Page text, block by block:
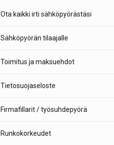
Ota kaikki irti sähköpyörästäsi
Sähköpyörän tilaajalle
Toimitus ja maksuehdot
Tietosuojaseloste
Firmafillarit / työsuhdepyörä
Runkokorkeudet